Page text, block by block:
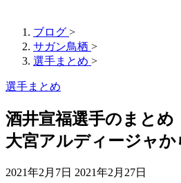
ブログ >
サガン鳥栖 >
選手まとめ >
選手まとめ
酒井宣福選手のまとめ
大宮アルディージャか
2021年2月7日 2021年2月27日